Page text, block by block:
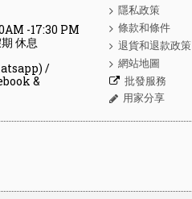
-17:30 PM
休息
/
&
隱私政策
條款和條件
退貨和退款政策
網站地圖
批發服務
用家分享